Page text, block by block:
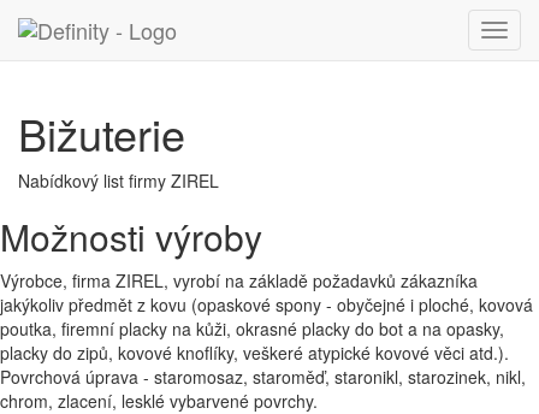
Bižuterie
Nabídkový list firmy ZIREL
Možnosti výroby
Výrobce, firma ZIREL, vyrobí na základě požadavků zákazníka
jakýkoliv předmět z kovu (opaskové spony - obyčejné i ploché, kovová
poutka, firemní placky na kůži, okrasné placky do bot a na opasky,
placky do zipů, kovové knoflíky, veškeré atypické kovové věci atd.).
Povrchová úprava - staromosaz, staroměď, staronikl, starozinek, nikl,
chrom, zlacení, lesklé vybarvené povrchy.